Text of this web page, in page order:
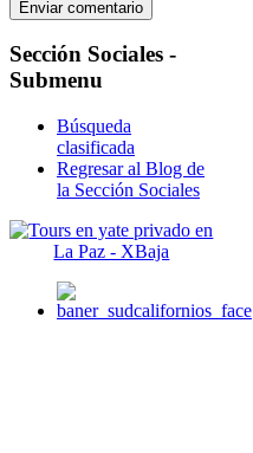
Sección Sociales -
Submenu
Búsqueda
clasificada
Regresar al Blog de
la Sección Sociales